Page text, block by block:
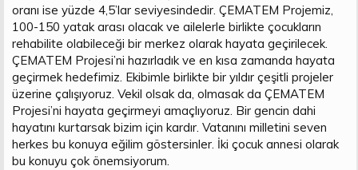
oranı ise yüzde 4,5’lar seviyesindedir. ÇEMATEM Projemiz,
100-150 yatak arası olacak ve ailelerle birlikte çocukların
rehabilite olabileceği bir merkez olarak hayata geçirilecek.
ÇEMATEM Projesi’ni hazırladık ve en kısa zamanda hayata
geçirmek hedefimiz. Ekibimle birlikte bir yıldır çeşitli projeler
üzerine çalışıyoruz. Vekil olsak da, olmasak da ÇEMATEM
Projesi’ni hayata geçirmeyi amaçlıyoruz. Bir gencin dahi
hayatını kurtarsak bizim için kardır. Vatanını milletini seven
herkes bu konuya eğilim göstersinler. İki çocuk annesi olarak
bu konuyu çok önemsiyorum.